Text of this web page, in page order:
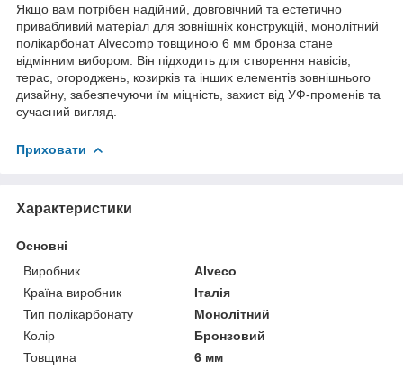
Якщо вам потрібен надійний, довговічний та естетично
привабливий матеріал для зовнішніх конструкцій, монолітний
полікарбонат Alvecomp товщиною 6 мм бронза стане
відмінним вибором. Він підходить для створення навісів,
терас, огороджень, козирків та інших елементів зовнішнього
дизайну, забезпечуючи їм міцність, захист від УФ-променів та
сучасний вигляд.
Приховати
Характеристики
Основні
Виробник
Alveco
Країна виробник
Італія
Тип полікарбонату
Монолітний
Колір
Бронзовий
Товщина
6 мм